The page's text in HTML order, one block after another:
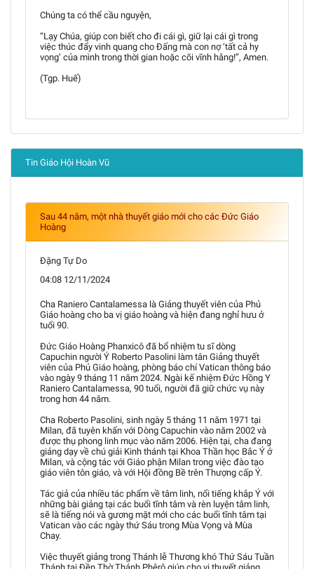
Chúng ta có thể cầu nguyện,
“Lạy Chúa, giúp con biết cho đi cái gì, giữ lại cái gì trong
việc thúc đẩy vinh quang cho Đấng mà con nợ ‘tất cả hy
vọng’ của mình trong thời gian hoặc cõi vĩnh hằng!”, Amen.
(Tgp. Huế)
Tin Giáo Hội Hoàn Vũ
Sau 44 năm, một nhà thuyết giáo mới cho các Đức Giáo
Hoàng
Đặng Tự Do
04:08 12/11/2024
Cha Raniero Cantalamessa là Giảng thuyết viên của Phủ
Giáo hoàng cho ba vị giáo hoàng và hiện đang nghỉ hưu ở
tuổi 90.
Đức Giáo Hoàng Phanxicô đã bổ nhiệm tu sĩ dòng
Capuchin người Ý Roberto Pasolini làm tân Giảng thuyết
viên của Phủ Giáo hoàng, phòng báo chí Vatican thông báo
vào ngày 9 tháng 11 năm 2024. Ngài kế nhiệm Đức Hồng Y
Raniero Cantalamessa, 90 tuổi, người đã giữ chức vụ này
trong hơn 44 năm.
Cha Roberto Pasolini, sinh ngày 5 tháng 11 năm 1971 tại
Milan, đã tuyên khấn với Dòng Capuchin vào năm 2002 và
được thụ phong linh mục vào năm 2006. Hiện tại, cha đang
giảng dạy về chú giải Kinh thánh tại Khoa Thần học Bắc Ý ở
Milan, và cộng tác với Giáo phận Milan trong việc đào tạo
giáo viên tôn giáo, và với Hội đồng Bề trên Thượng cấp Ý.
Tác giả của nhiều tác phẩm về tâm linh, nổi tiếng khắp Ý với
những bài giảng tại các buổi tĩnh tâm và rèn luyện tâm linh,
sẽ là tiếng nói và gương mặt mới cho các buổi tĩnh tâm tại
Vatican vào các ngày thứ Sáu trong Mùa Vọng và Mùa
Chay.
Việc thuyết giảng trong Thánh lễ Thương khó Thứ Sáu Tuần